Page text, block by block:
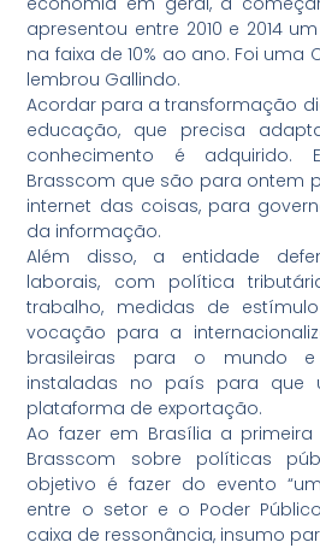
apresentou entre 2010 e 2014
na faixa de 10% ao ano. Foi uma
lembrou Gallindo.
Acordar para a transformação
educação, que precisa
conhecimento é adquirido.
Brasscom que são para ontem
internet das coisas, para
da informação.
Além disso, a entidade
laborais, com política
trabalho, medidas de
vocação para a
brasileiras para o mundo e
instaladas no país para que
plataforma de exportação.
Ao fazer em Brasília a
Brasscom sobre políticas
objetivo é fazer do evento
entre o setor e o Poder
caixa de ressonância, insumo